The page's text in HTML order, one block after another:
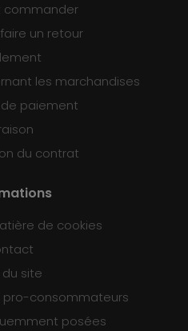
commander
un retour
les marchandises
paiement
du contrat
de cookies
du site
pro-consommateurs
posées